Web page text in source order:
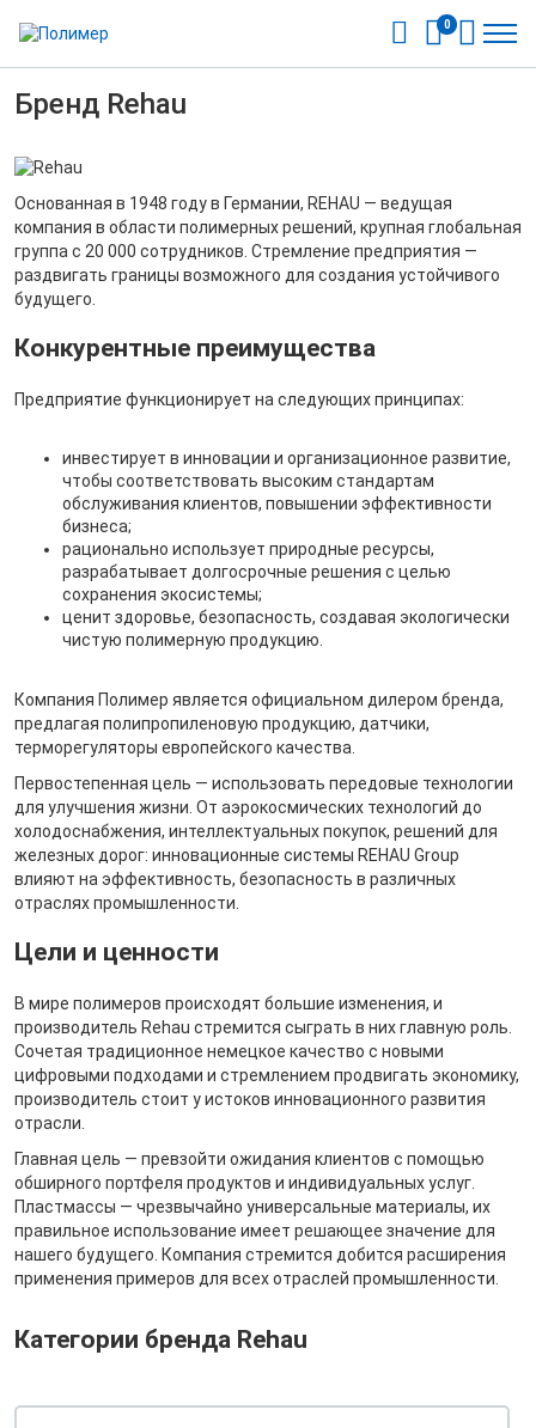
0
Бренд Rehau
Основанная в 1948 году в Германии, REHAU — ведущая
компания в области полимерных решений, крупная глобальная
группа с 20 000 сотрудников. Стремление предприятия —
раздвигать границы возможного для создания устойчивого
будущего.
Конкурентные преимущества
Предприятие функционирует на следующих принципах:
инвестирует в инновации и организационное развитие,
чтобы соответствовать высоким стандартам
обслуживания клиентов, повышении эффективности
бизнеса;
рационально использует природные ресурсы,
разрабатывает долгосрочные решения с целью
сохранения экосистемы;
ценит здоровье, безопасность, создавая экологически
чистую полимерную продукцию.
Компания Полимер является официальном дилером бренда,
предлагая полипропиленовую продукцию, датчики,
терморегуляторы европейского качества.
Первостепенная цель — использовать передовые технологии
для улучшения жизни. От аэрокосмических технологий до
холодоснабжения, интеллектуальных покупок, решений для
железных дорог: инновационные системы REHAU Group
влияют на эффективность, безопасность в различных
отраслях промышленности.
Цели и ценности
В мире полимеров происходят большие изменения, и
производитель Rehau стремится сыграть в них главную роль.
Сочетая традиционное немецкое качество с новыми
цифровыми подходами и стремлением продвигать экономику,
производитель стоит у истоков инновационного развития
отрасли.
Главная цель — превзойти ожидания клиентов с помощью
обширного портфеля продуктов и индивидуальных услуг.
Пластмассы — чрезвычайно универсальные материалы, их
правильное использование имеет решающее значение для
нашего будущего. Компания стремится добится расширения
применения примеров для всех отраслей промышленности.
Категории бренда Rehau